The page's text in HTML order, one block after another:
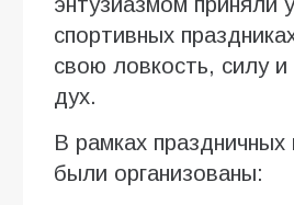
спортивных
свою ловкость, силу
дух.
В рамках праздничных
были организованы: